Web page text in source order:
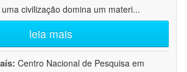
civilização domina um materi...
leia mais
Centro Nacional de Pesquisa em